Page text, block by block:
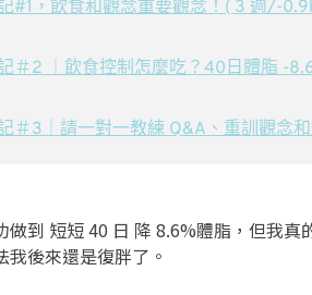
#1，飲食和觀念重要觀念！( 3 週/-
＃2 ｜飲食控制怎麼吃？40日體脂 -
＃3｜請一對一教練 Q&A、重訓觀念
做到 短短 40 日 降 8.6%體脂，但我真
後來還是復胖了。